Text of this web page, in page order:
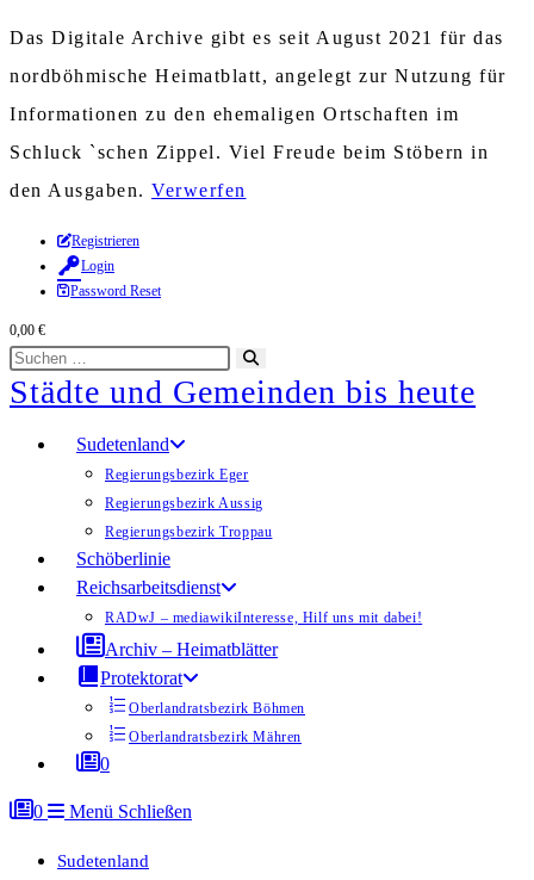
Das Digitale Archive gibt es seit August 2021 für das
nordböhmische Heimatblatt, angelegt zur Nutzung für
Informationen zu den ehemaligen Ortschaften im
Schluck `schen Zippel. Viel Freude beim Stöbern in
den Ausgaben. Verwerfen
Zum
Inhalt
springen
Registrieren
Login
Password Reset
0,00 €
Diese
Website
durchsuchen
starten
Städte und Gemeinden bis heute
Sudetenland
Regierungsbezirk Eger
Regierungsbezirk Aussig
Regierungsbezirk Troppau
Schöberlinie
Reichsarbeitsdienst
RADwJ – mediawikiInteresse, Hilf uns mit dabei!
Archiv – Heimatblätter
Protektorat
Oberlandratsbezirk Böhmen
Oberlandratsbezirk Mähren
0
0 Menü Schließen
Sudetenland